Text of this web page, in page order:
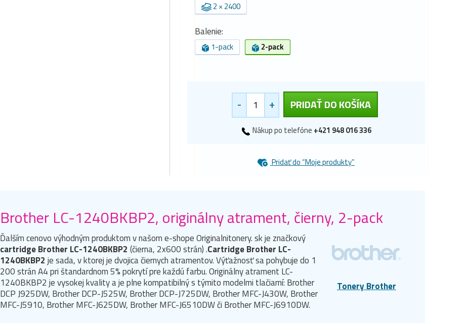
2 × 2400
Balenie:
1-pack 2-pack
- + PRIDAŤ DO KOŠÍKA
Nákup po telefóne +421 948 016 336
Pridať do “Moje produkty”
Brother LC-1240BKBP2, originálny atrament, čierny, 2-pack
Tonery Brother
Ďalším cenovo výhodným produktom v našom e-shope Originalnitonery. sk je značkový
cartridge Brother LC-1240BKBP2 (čierna, 2x600 strán) .Cartridge Brother LC-
1240BKBP2 je sada, v ktorej je dvojica čiernych atramentov. Výťažnosť sa pohybuje do 1
200 strán A4 pri štandardnom 5% pokrytí pre každú farbu. Originálny atrament LC-
1240BKBP2 je vysokej kvality a je plne kompatibilný s týmito modelmi tlačiarní: Brother
DCP J925DW, Brother DCP-J525W, Brother DCP-J725DW, Brother MFC-J430W, Brother
MFC-J5910, Brother MFC-J625DW, Brother MFC-J6510DW či Brother MFC-J6910DW.